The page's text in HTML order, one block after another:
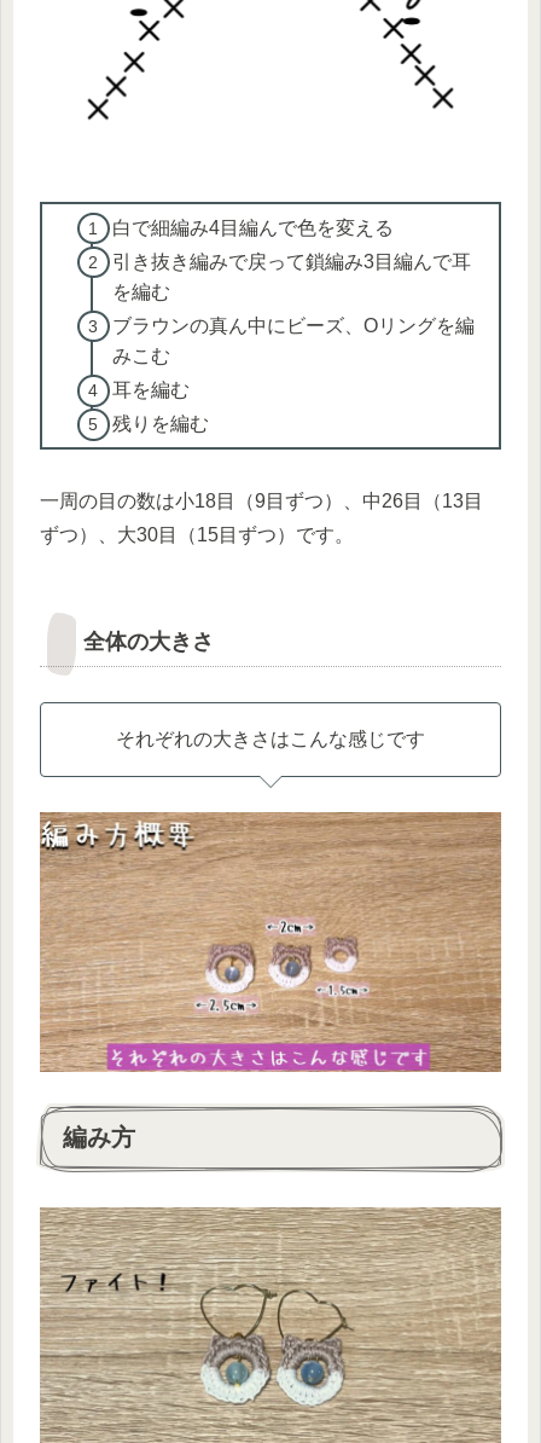
白で細編み4目編んで色を変える
引き抜き編みで戻って鎖編み3目編んで耳
を編む
ブラウンの真ん中にビーズ、Oリングを編
みこむ
耳を編む
残りを編む
一周の目の数は小18目（9目ずつ）、中26目（13目
ずつ）、大30目（15目ずつ）です。
全体の大きさ
それぞれの大きさはこんな感じです
編み方